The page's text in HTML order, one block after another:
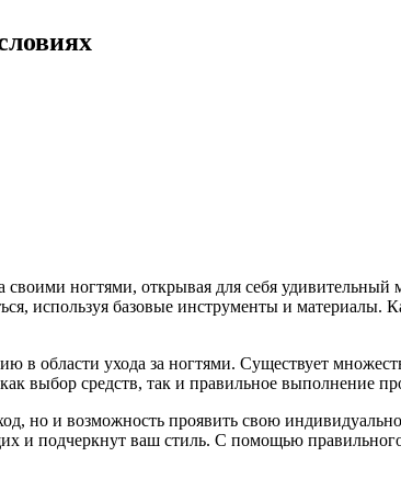
ногтями, открывая для себя
используя базовые инструменты и материалы.
в области ухода за ногтями. Существует
выбор средств, так и правильное выполнение
но и возможность проявить свою
и подчеркнут ваш стиль. С помощью